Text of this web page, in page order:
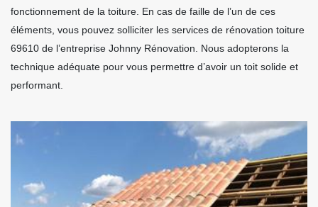
fonctionnement de la toiture. En cas de faille de l’un de ces
éléments, vous pouvez solliciter les services de rénovation toiture
69610 de l’entreprise Johnny Rénovation. Nous adopterons la
technique adéquate pour vous permettre d’avoir un toit solide et
performant.